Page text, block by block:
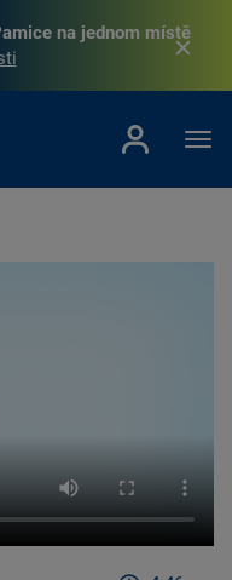
na jednom místě